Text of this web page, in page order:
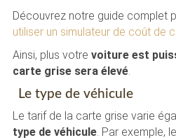
Découvrez notre guide complet
utiliser un simulateur de coût de
Ainsi, plus votre voiture est
carte grise sera élevé.
Le type de véhicule
Le tarif de la carte grise varie
type de véhicule. Par exemple,